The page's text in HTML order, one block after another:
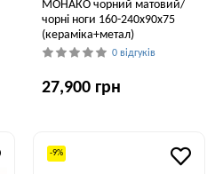
МОНАКО чорний матовий/
чорні ноги 160-240x90x75
(кераміка+метал)
0 відгуків
27,900 грн
-9%